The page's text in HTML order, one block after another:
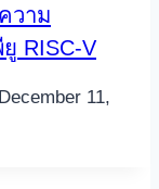
วาม
RISC-V
December 11,